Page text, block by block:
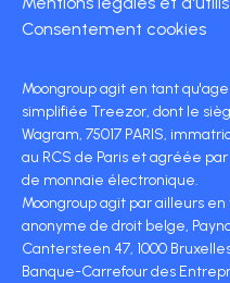
Consentement cookies
Moongroup agit en tant
simplifiée Treezor, dont le
Wagram, 75017 PARIS,
au RCS de Paris et agréée
de monnaie électronique.
Moongroup agit par ailleurs
anonyme de droit belge,
Cantersteen 47, 1000
Banque-Carrefour des